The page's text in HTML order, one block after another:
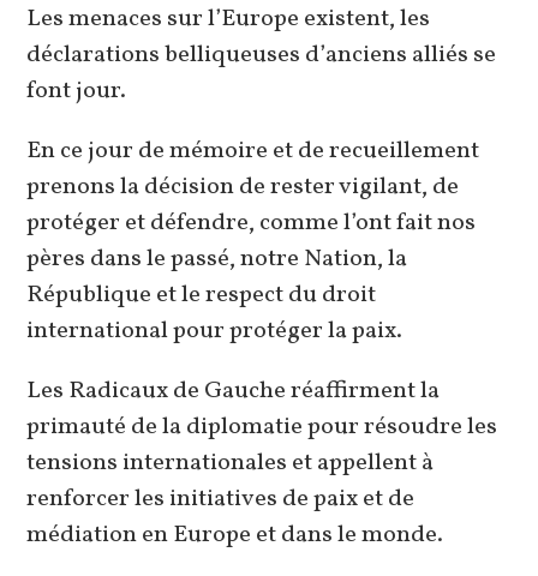
Les menaces sur l’Europe existent, les
déclarations belliqueuses d’anciens alliés se
font jour.
En ce jour de mémoire et de recueillement
prenons la décision de rester vigilant, de
protéger et défendre, comme l’ont fait nos
pères dans le passé, notre Nation, la
République et le respect du droit
international pour protéger la paix.
Les Radicaux de Gauche réaffirment la
primauté de la diplomatie pour résoudre les
tensions internationales et appellent à
renforcer les initiatives de paix et de
médiation en Europe et dans le monde.